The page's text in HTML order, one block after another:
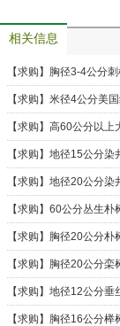
相关信息
【求购】 胸径3-4公分
【求购】 米径4公分美
【求购】 高60公分以上
【求购】 地径15公分染
【求购】 地径20公分染
【求购】 60公分丛生朴
【求购】 胸径20公分朴
【求购】 胸径20公分栾
【求购】 地径12公分垂
【求购】 胸径16公分榉